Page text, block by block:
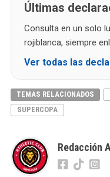
Últimas
Consulta en un solo
rojiblanca, siempre
Ver todas las
TEMAS RELACIONADOS
SUPERCOPA
Redacción